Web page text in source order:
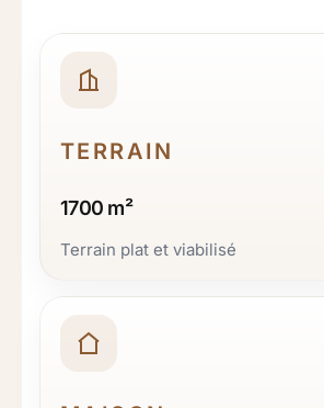
TERRAIN
1700 m²
Terrain plat et viabilisé